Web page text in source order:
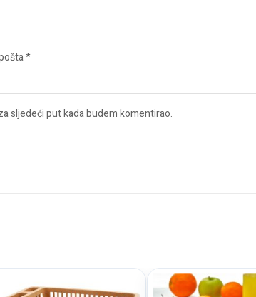
*
sljedeći put kada budem komentirao.